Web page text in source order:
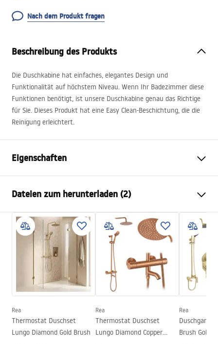
Nach dem Produkt fragen
Beschreibung des Produkts
Die Duschkabine hat einfaches, elegantes Design und
Funktionalität auf höchstem Niveau. Wenn Ihr Badezimmer diese
Funktionen benötigt, ist unsere Duschkabine genau das Richtige
für Sie. Dieses Produkt hat eine Easy Clean-Beschichtung, die die
Reinigung erleichtert.
Eigenschaften
Farbe der Armatur
gebürstetes Gold
Duschkabine Typ
Wand-
Glasfarbe
Transparent 6mm
Öffnungsmethode
Pendeltür
Atlas
Montage
auf der Duschwanne oder auf
dem Boden
Kabinenrichtung
linke oder rechte
Garantie
24 monate
Dateien zum herunterladen (2)
Warunki bezpieczeństwa
WARUNKI BEZPIECZENSTWA KABINY DRZWI
PARAWANY.pdf
Manual
Instrukcja_monta__u_kabiny_przy__ciennej_Atlas.pdf
Rea
Thermostat Duschset
Lungo Diamond Gold Brush
Rea
Thermostat Duschset
Lungo Diamond Copper
Rea
Brush Gold